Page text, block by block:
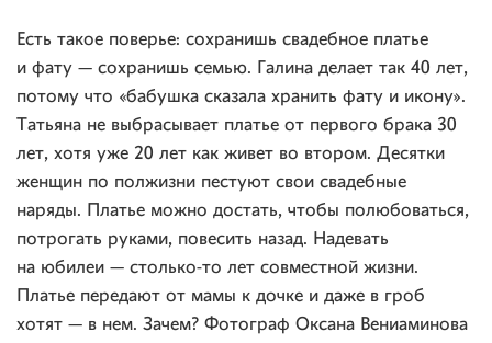
Есть такое поверье: сохранишь свадебное платье
и фату — сохранишь семью. Галина делает так 40 лет,
потому что «бабушка сказала хранить фату и икону».
Татьяна не выбрасывает платье от первого брака 30
лет, хотя уже 20 лет как живет во втором. Десятки
женщин по полжизни пестуют свои свадебные
наряды. Платье можно достать, чтобы полюбоваться,
потрогать руками, повесить назад. Надевать
на юбилеи — столько-то лет совместной жизни.
Платье передают от мамы к дочке и даже в гроб
хотят — в нем. Зачем? Фотограф Оксана Вениаминова